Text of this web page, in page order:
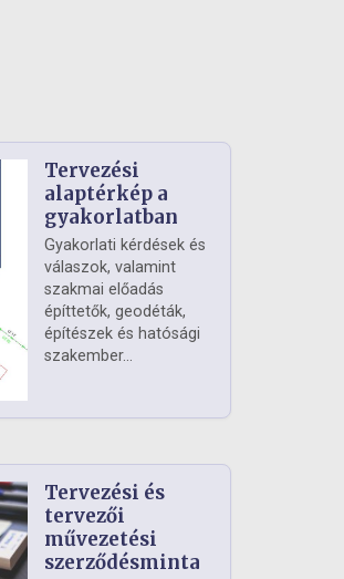
Tervezési
alaptérkép a
gyakorlatban
Gyakorlati kérdések és
válaszok, valamint
szakmai előadás
építtetők, geodéták,
építészek és hatósági
szakember...
Tervezési és
tervezői
művezetési
szerződésminta